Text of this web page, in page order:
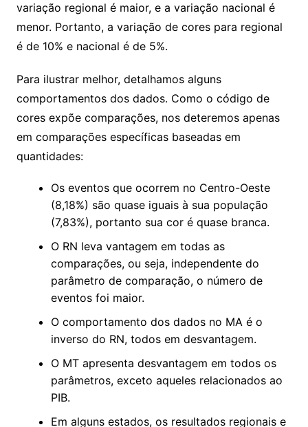
variação regional é maior, e a variação nacional é
menor. Portanto, a variação de cores para regional
é de 10% e nacional é de 5%.
Para ilustrar melhor, detalhamos alguns
comportamentos dos dados. Como o código de
cores expõe comparações, nos deteremos apenas
em comparações específicas baseadas em
quantidades:
Os eventos que ocorrem no Centro-Oeste
(8,18%) são quase iguais à sua população
(7,83%), portanto sua cor é quase branca.
O RN leva vantagem em todas as
comparações, ou seja, independente do
parâmetro de comparação, o número de
eventos foi maior.
O comportamento dos dados no MA é o
inverso do RN, todos em desvantagem.
O MT apresenta desvantagem em todos os
parâmetros, exceto aqueles relacionados ao
PIB.
Em alguns estados, os resultados regionais e